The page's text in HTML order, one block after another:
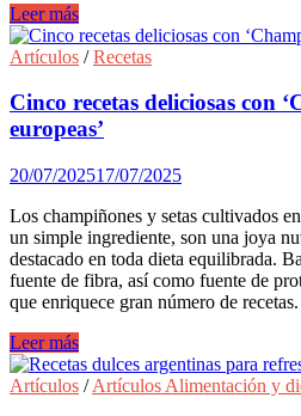
Recetas
tradicionales
árabes
preparar
casa
verano:
Un
menú
con
sabor
a
Dubái
Leer más
Artículos /Recetas
Cinco recetas deliciosas con
europeas’
20/07/202517/07/2025
Los champiñones y setas cultivados
un simple ingrediente, son una joya
destacado en toda dieta equilibrada.
fuente de fibra, así como fuente de
que enriquece gran número de recetas.
Cinco
recetas
deliciosas
Leer más
Artículos /Artículos Alimentación y